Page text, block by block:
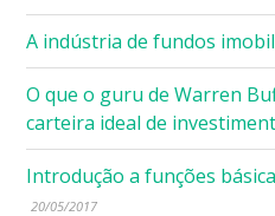
A indústria de fundos
O que o guru de Warren
carteira ideal de
Introdução a funções
20/05/2017